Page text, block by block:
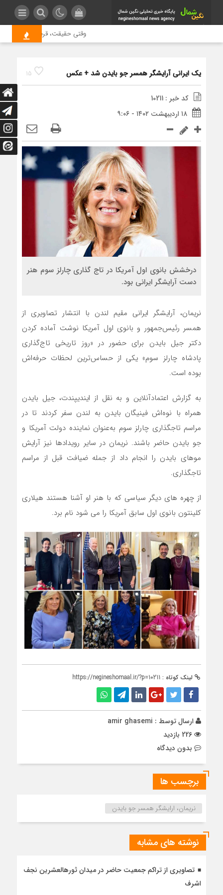
وقتی حقیقت، قربانی بازدید
15 یک ایرانی آرایشگر همسر جو بایدن شد + عکس
کد خبر : 10211
۱۸ اردیبهشت ۱۴۰۲ - ۹:۰۶
درخشش بانوی اول آمریکا در تاج گذاری چارلز سوم هنر
دست آرایشگر ایرانی بود.
نریمان، آرایشگر ایرانی مقیم لندن با انتشار تصاویری از
همسر رئیس‌جمهور و بانوی اول آمریکا نوشت آماده کردن
دکتر جیل بایدن برای حضور در «روز تاریخی تاج‌گذاری
پادشاه چارلز سوم» یکی از حساس‌ترین لحظات حرفه‌اش
بوده است.
به گزارش اعتمادآنلاین و به نقل از ایندیپندت، جیل بایدن
همراه با نوه‌اش فینیگان بایدن به لندن سفر کردند تا در
مراسم تاجگذاری چارلز سوم به‌عنوان نماینده دولت آمریکا و
جو بایدن حاضر باشند. نریمان در سایر رویدادها نیز آرایش
موهای بایدن را انجام داد از جمله ضیافت قبل از مراسم
تاجگذاری.
از چهره های دیگر سیاسی که با هنر او آشنا هستند هیلاری
کلینتون بانوی اول سابق آمریکا را می شود نام برد.
لینک کوتاه : https://negineshomaal.ir/?p=10211
ارسال توسط : amir ghasemi
بدون دیدگاه
برچسب ها
نریمان، ارایشگر همسر جو بایدن
نوشته های مشابه
تصاویری از تراکم جمعیت حاضر در میدان ثورهالعشرین نجف
اشرف